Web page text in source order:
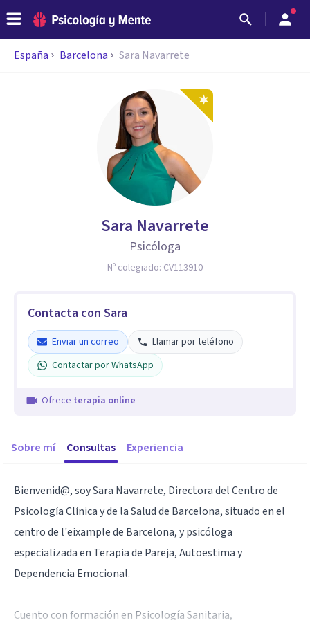
España Barcelona Sara Navarrete
Sara Navarrete
Psicóloga
Nº colegiado: CV113910
Contacta con Sara
Enviar un correo
Llamar por teléfono
Contactar por WhatsApp
Ofrece terapia online
Sobre mí Consultas Experiencia
Bienvenid@, soy Sara Navarrete, Directora del Centro de
Psicología Clínica y de la Salud de Barcelona, situado en el
centro de l'eixample de Barcelona, y psicóloga
especializada en Terapia de Pareja, Autoestima y
Dependencia Emocional.
Cuento con formación en Psicología Sanitaria,